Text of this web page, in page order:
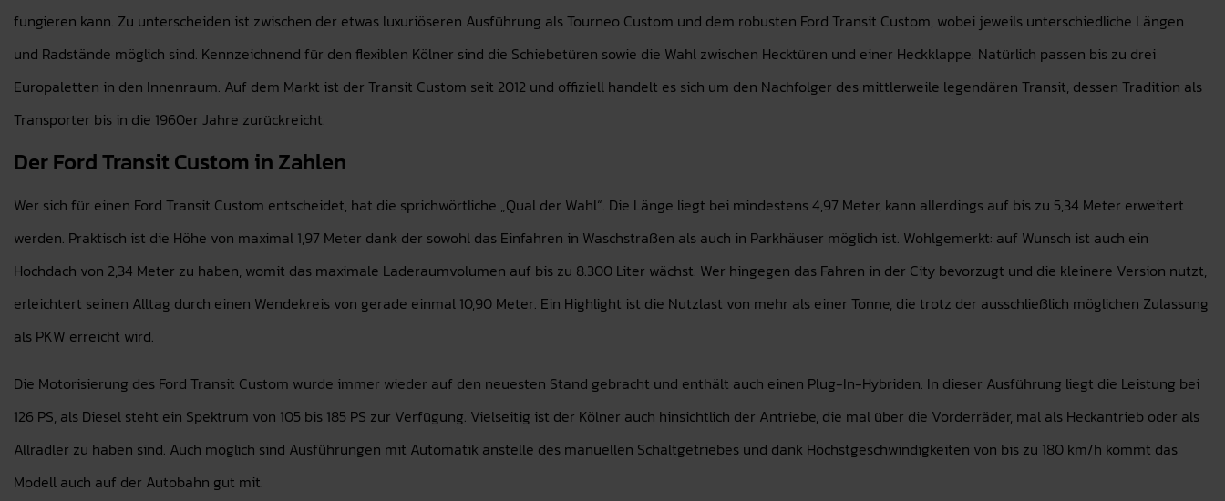
fungieren kann. Zu unterscheiden ist zwischen der etwas luxuriöseren Ausführung als Tourneo Custom und dem robusten Ford Transit Custom, wobei jeweils unterschiedliche Längen
und Radstände möglich sind. Kennzeichnend für den flexiblen Kölner sind die Schiebetüren sowie die Wahl zwischen Hecktüren und einer Heckklappe. Natürlich passen bis zu drei
Europaletten in den Innenraum. Auf dem Markt ist der Transit Custom seit 2012 und offiziell handelt es sich um den Nachfolger des mittlerweile legendären Transit, dessen Tradition als
Transporter bis in die 1960er Jahre zurückreicht.
Der Ford Transit Custom in Zahlen
Wer sich für einen Ford Transit Custom entscheidet, hat die sprichwörtliche „Qual der Wahl“. Die Länge liegt bei mindestens 4,97 Meter, kann allerdings auf bis zu 5,34 Meter erweitert
werden. Praktisch ist die Höhe von maximal 1,97 Meter dank der sowohl das Einfahren in Waschstraßen als auch in Parkhäuser möglich ist. Wohlgemerkt: auf Wunsch ist auch ein
Hochdach von 2,34 Meter zu haben, womit das maximale Laderaumvolumen auf bis zu 8.300 Liter wächst. Wer hingegen das Fahren in der City bevorzugt und die kleinere Version nutzt,
erleichtert seinen Alltag durch einen Wendekreis von gerade einmal 10,90 Meter. Ein Highlight ist die Nutzlast von mehr als einer Tonne, die trotz der ausschließlich möglichen Zulassung
als PKW erreicht wird.
Die Motorisierung des Ford Transit Custom wurde immer wieder auf den neuesten Stand gebracht und enthält auch einen Plug-In-Hybriden. In dieser Ausführung liegt die Leistung bei
126 PS, als Diesel steht ein Spektrum von 105 bis 185 PS zur Verfügung. Vielseitig ist der Kölner auch hinsichtlich der Antriebe, die mal über die Vorderräder, mal als Heckantrieb oder als
Allradler zu haben sind. Auch möglich sind Ausführungen mit Automatik anstelle des manuellen Schaltgetriebes und dank Höchstgeschwindigkeiten von bis zu 180 km/h kommt das
Modell auch auf der Autobahn gut mit.